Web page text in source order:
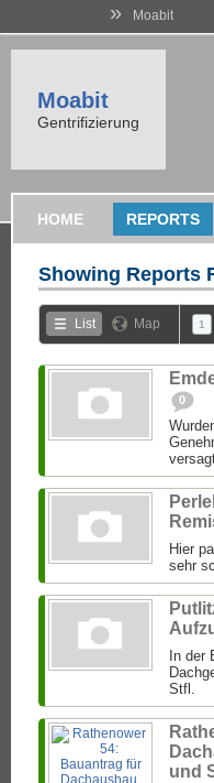
» Moabit
Moabit
Gentrifizierung
HOME REPORTS
Showing Reports
List Map 1
0
Hier
sehr
In der
Stfl.
und